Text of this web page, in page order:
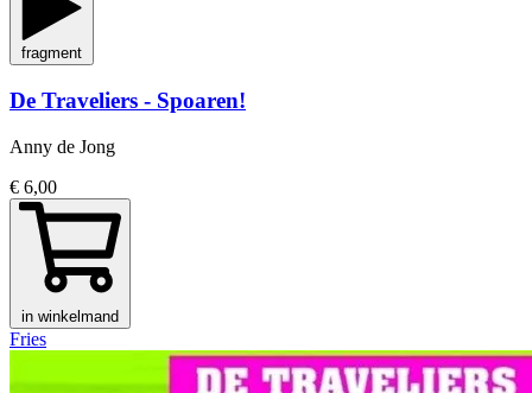
fragment
De Traveliers - Spoaren!
Anny de Jong
€ 6,00
in winkelmand
Fries